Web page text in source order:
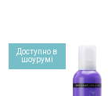
Доступно в
шоурумі